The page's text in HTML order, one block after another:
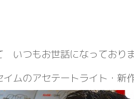
いつもお世話になってお
イムのアセテートライト・